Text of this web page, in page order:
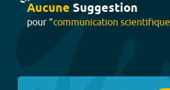
Aucune Suggestion
pour "communication scientifique